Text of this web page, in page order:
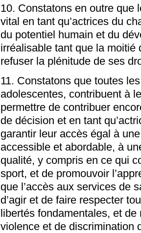
10. Constatons en outre que
vital en tant qu’actrices du
du potentiel humain et du
irréalisable tant que la moitié
refuser la plénitude de ses
11. Constatons que toutes
adolescentes, contribuent à
permettre de contribuer
de décision et en tant
garantir leur accès égal à
accessible et abordable, à
qualité, y compris en ce qui
sport, et de promouvoir
que l’accès aux services de
d’agir et de faire respecter
libertés fondamentales, et
violence et de discrimination